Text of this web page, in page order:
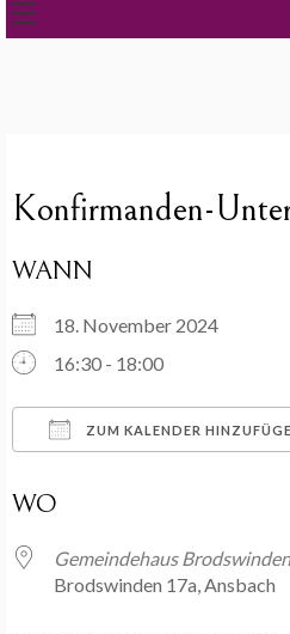
Konfirmanden-
WANN
18. November 2024
16:30 - 18:00
ZUM KALENDER
WO
Gemeindehaus
Brodswinden 17a, Ansbach